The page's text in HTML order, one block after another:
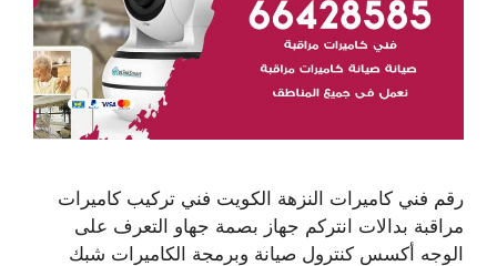
رقم فني كاميرات النزهة الكويت فني تركيب كاميرات
مراقبة بدالات انتركم جهاز بصمة جهاو التعرف على
الوجه أكسس كنترول صيانة وبرمجة الكاميرات شبك